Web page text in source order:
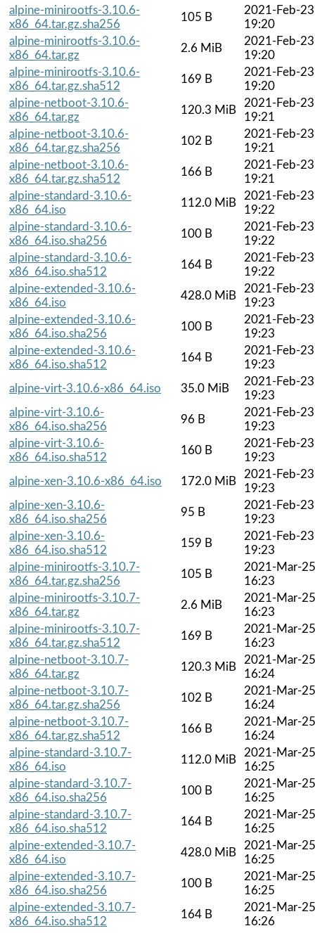
alpine-minirootfs-3.10.6-
x86_64.tar.gz.sha256
105 B
2021-Feb-23
19:20
alpine-minirootfs-3.10.6-
x86_64.tar.gz
2.6 MiB
2021-Feb-23
19:20
alpine-minirootfs-3.10.6-
x86_64.tar.gz.sha512
169 B
2021-Feb-23
19:20
alpine-netboot-3.10.6-
x86_64.tar.gz
120.3 MiB
2021-Feb-23
19:21
alpine-netboot-3.10.6-
x86_64.tar.gz.sha256
102 B
2021-Feb-23
19:21
alpine-netboot-3.10.6-
x86_64.tar.gz.sha512
166 B
2021-Feb-23
19:21
alpine-standard-3.10.6-
x86_64.iso
112.0 MiB
2021-Feb-23
19:22
alpine-standard-3.10.6-
x86_64.iso.sha256
100 B
2021-Feb-23
19:22
alpine-standard-3.10.6-
x86_64.iso.sha512
164 B
2021-Feb-23
19:22
alpine-extended-3.10.6-
x86_64.iso
428.0 MiB
2021-Feb-23
19:23
alpine-extended-3.10.6-
x86_64.iso.sha256
100 B
2021-Feb-23
19:23
alpine-extended-3.10.6-
x86_64.iso.sha512
164 B
2021-Feb-23
19:23
alpine-virt-3.10.6-x86_64.iso
35.0 MiB
2021-Feb-23
19:23
alpine-virt-3.10.6-
x86_64.iso.sha256
96 B
2021-Feb-23
19:23
alpine-virt-3.10.6-
x86_64.iso.sha512
160 B
2021-Feb-23
19:23
alpine-xen-3.10.6-x86_64.iso
172.0 MiB
2021-Feb-23
19:23
alpine-xen-3.10.6-
x86_64.iso.sha256
95 B
2021-Feb-23
19:23
alpine-xen-3.10.6-
x86_64.iso.sha512
159 B
2021-Feb-23
19:23
alpine-minirootfs-3.10.7-
x86_64.tar.gz.sha256
105 B
2021-Mar-25
16:23
alpine-minirootfs-3.10.7-
x86_64.tar.gz
2.6 MiB
2021-Mar-25
16:23
alpine-minirootfs-3.10.7-
x86_64.tar.gz.sha512
169 B
2021-Mar-25
16:23
alpine-netboot-3.10.7-
x86_64.tar.gz
120.3 MiB
2021-Mar-25
16:24
alpine-netboot-3.10.7-
x86_64.tar.gz.sha256
102 B
2021-Mar-25
16:24
alpine-netboot-3.10.7-
x86_64.tar.gz.sha512
166 B
2021-Mar-25
16:24
alpine-standard-3.10.7-
x86_64.iso
112.0 MiB
2021-Mar-25
16:25
alpine-standard-3.10.7-
x86_64.iso.sha256
100 B
2021-Mar-25
16:25
alpine-standard-3.10.7-
x86_64.iso.sha512
164 B
2021-Mar-25
16:25
alpine-extended-3.10.7-
x86_64.iso
428.0 MiB
2021-Mar-25
16:25
alpine-extended-3.10.7-
x86_64.iso.sha256
100 B
2021-Mar-25
16:25
alpine-extended-3.10.7-
x86_64.iso.sha512
164 B
2021-Mar-25
16:26